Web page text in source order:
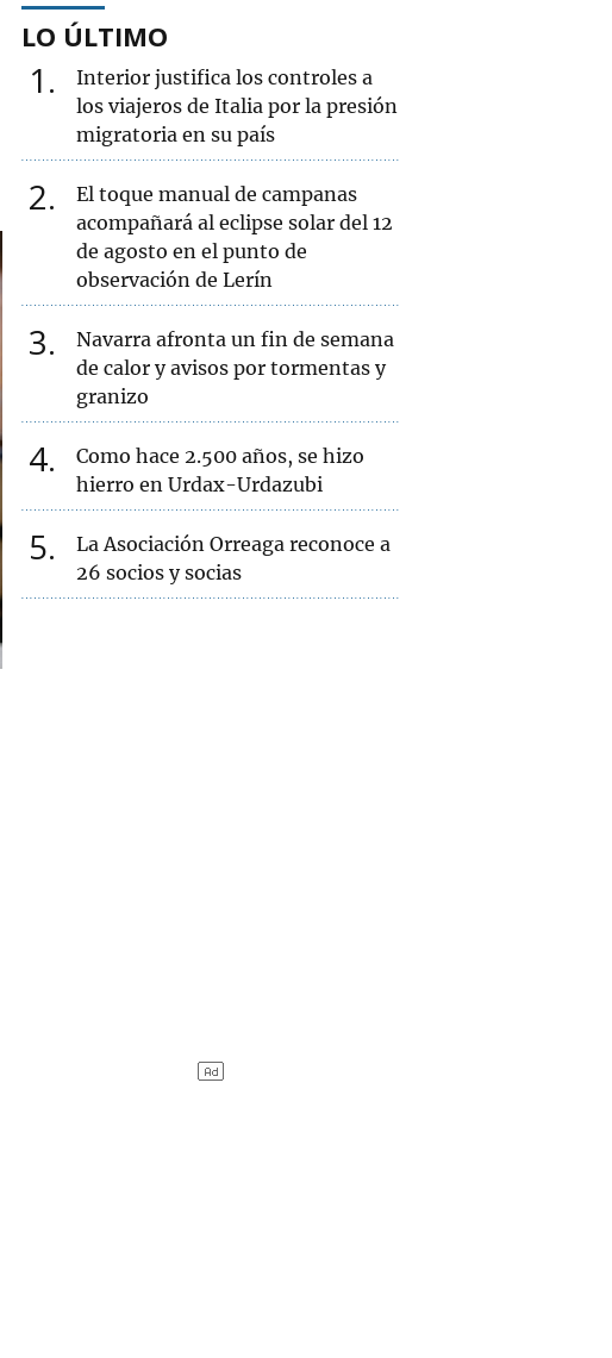
LO ÚLTIMO
1
Interior justifica los controles a
los viajeros de Italia por la presión
migratoria en su país
2
El toque manual de campanas
acompañará al eclipse solar del 12
de agosto en el punto de
observación de Lerín
3
Navarra afronta un fin de semana
de calor y avisos por tormentas y
granizo
4
Como hace 2.500 años, se hizo
hierro en Urdax-Urdazubi
5
La Asociación Orreaga reconoce a
26 socios y socias